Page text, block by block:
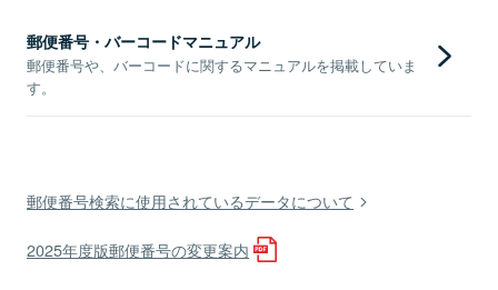
郵便番号・バーコードマニュアル
郵便番号や、バーコードに関するマニュアルを掲載していま
す。
郵便番号検索に使用されているデータについて
2025年度版郵便番号の変更案内